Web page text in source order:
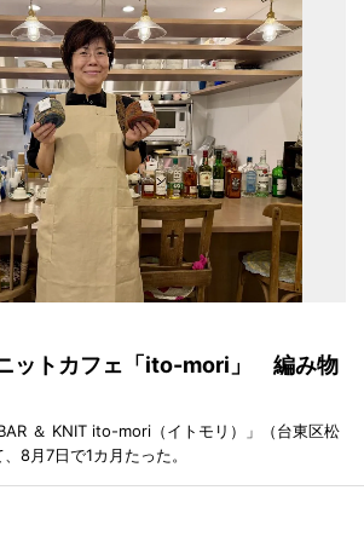
ットカフェ「ito-mori」 編み物
＆ KNIT ito-mori（イトモリ）」（台東区松
8月7日で1カ月たった。